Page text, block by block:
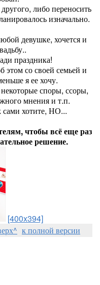
либо переносить
изначально.
девушке, хочется и
праздника!
этом со своей семьей и
я ее хочу.
споры, ссоры,
мнения и т.п.
сами хотите, НО...
чтобы всё еще раз
решение.
[400x394]
к полной версии